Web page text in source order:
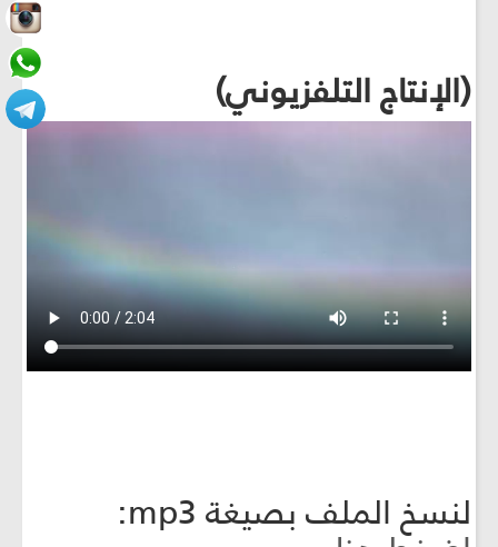
(الإنتاج التلفزيوني)
لنسخ الملف بصيغة mp3: